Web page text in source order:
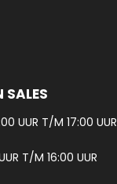
SALES
UUR T/M 17:00 UUR
T/M 16:00 UUR